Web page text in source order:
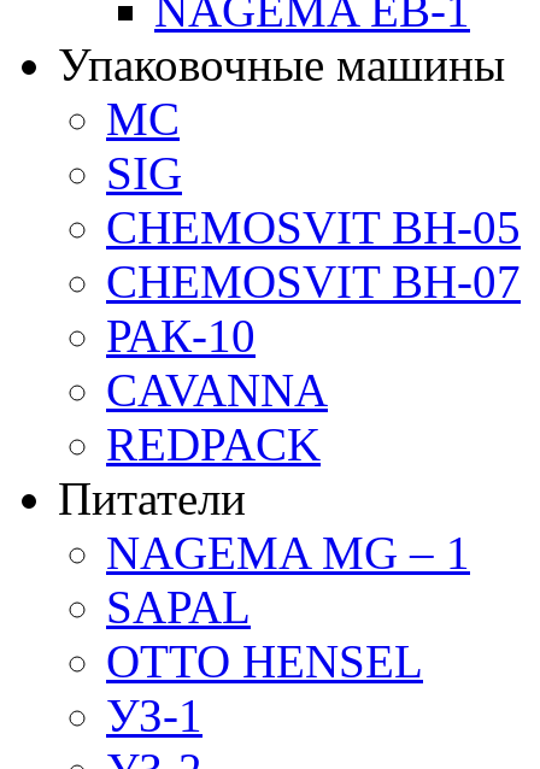
NAGEMA EB-1
Упаковочные машины
MC
SIG
CHEMOSVIT BH-05
CHEMOSVIT BH-07
РАК-10
CAVANNA
REDPACK
Питатели
NAGEMA MG – 1
SAPAL
OTTO HENSEL
УЗ-1